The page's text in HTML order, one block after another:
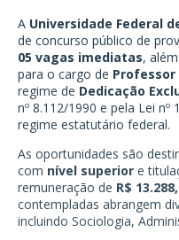
A Universidade Federal
de concurso público de
05 vagas imediatas,
para o cargo de
regime de Dedicação
nº 8.112/1990 e pela Lei
regime estatutário federal.
As oportunidades são
com nível superior e
remuneração de R$
contempladas abrangem
incluindo Sociologia,